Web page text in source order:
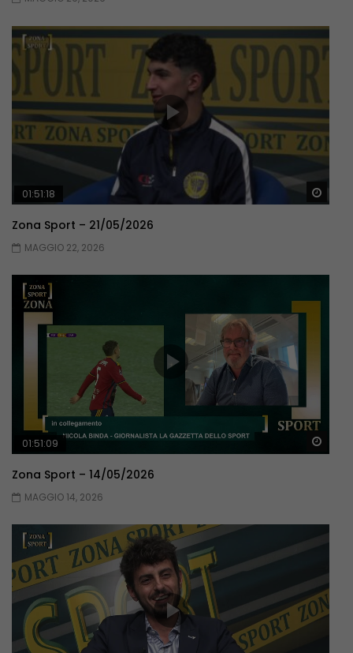
01:51:18
Zona Sport – 21/05/2026
MAGGIO 22, 2026
01:51:09
Zona Sport – 14/05/2026
MAGGIO 14, 2026